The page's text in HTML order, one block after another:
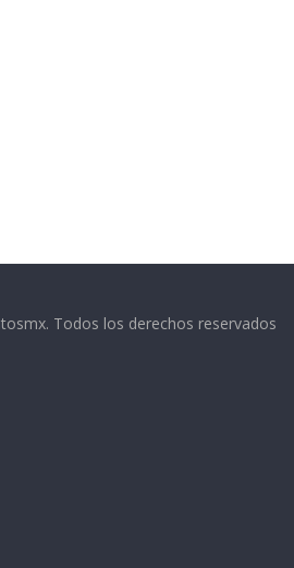
Todos los derechos reservados